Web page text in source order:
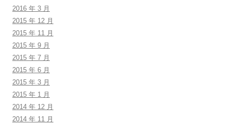
2016 年 3 月
2015 年 12 月
2015 年 11 月
2015 年 9 月
2015 年 7 月
2015 年 6 月
2015 年 3 月
2015 年 1 月
2014 年 12 月
2014 年 11 月